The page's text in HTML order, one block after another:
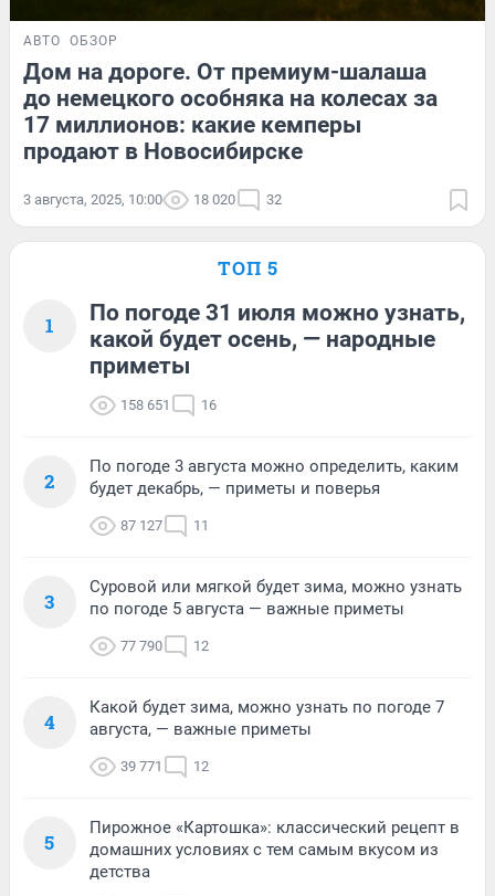
АВТО ОБЗОР
Дом на дороге. От премиум-шалаша
до немецкого особняка на колесах за
17 миллионов: какие кемперы
продают в Новосибирске
3 августа, 2025, 10:00 18 020 32
ТОП 5
1
По погоде 31 июля можно узнать,
какой будет осень, — народные
приметы
158 651 16
2
По погоде 3 августа можно определить, каким
будет декабрь, — приметы и поверья
87 127 11
3
Суровой или мягкой будет зима, можно узнать
по погоде 5 августа — важные приметы
77 790 12
4
Какой будет зима, можно узнать по погоде 7
августа, — важные приметы
39 771 12
5
Пирожное «Картошка»: классический рецепт в
домашних условиях с тем самым вкусом из
детства